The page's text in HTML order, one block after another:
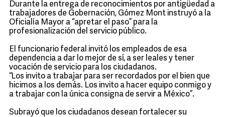
Durante la entrega de reconocimientos por antigüedad a
trabajadores de Gobernación, Gómez Mont instruyó a la
Oficialía Mayor a “apretar el paso” para la
profesionalización del servicio público.
El funcionario federal invitó los empleados de esa
dependencia a dar lo mejor de sí, a ser leales y tener
vocación de servicio para los ciudadanos.
“Los invito a trabajar para ser recordados por el bien que
hicimos a los demás. Los invito a hacer equipo conmigo y
a trabajar con la única consigna de servir a México”.
Subrayó que los ciudadanos desean fortalecer su